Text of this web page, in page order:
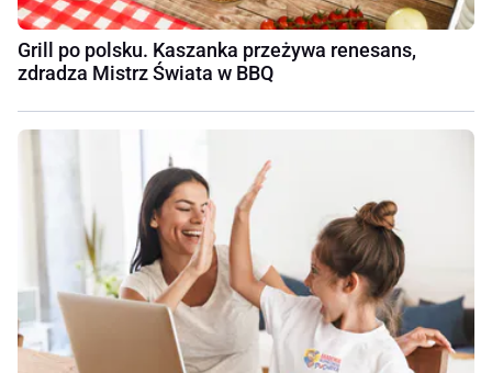
Grill po polsku. Kaszanka przeżywa renesans,
zdradza Mistrz Świata w BBQ